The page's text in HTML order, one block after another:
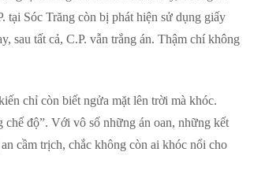
tại Sóc Trăng còn bị phát hiện sử dụng giấy
sau tất cả, C.P. vẫn trắng án. Thậm chí không
chỉ còn biết ngửa mặt lên trời mà khóc.
độ”. Với vô số những án oan, những kết
cầm trịch, chắc không còn ai khóc nổi cho